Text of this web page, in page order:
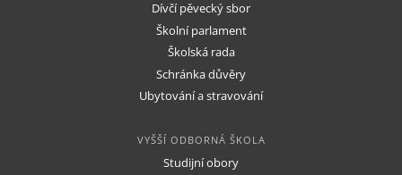
Dívčí pěvecký sbor
Školní parlament
Školská rada
Schránka důvěry
Ubytování a stravování
VYŠŠÍ ODBORNÁ ŠKOLA
Studijní obory